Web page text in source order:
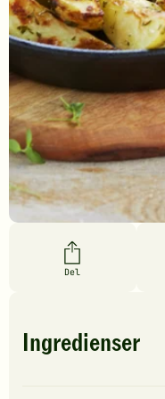
Del
Ingredienser